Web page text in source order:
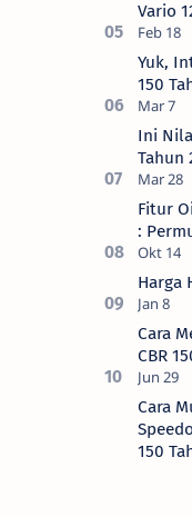
Vario
Yuk,
150
Ini
Tahun
Fitur
:
Harga
Cara
CBR
Cara
150